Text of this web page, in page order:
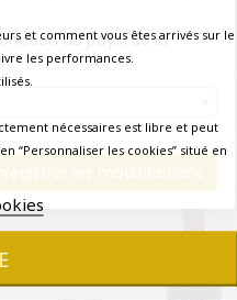
du pays/de la
les modifications
en bon état
CATÉGORIE :
et comment vous êtes arrivés sur le
les performances.
nécessaires est libre et peut
“Personnaliser les cookies” situé en